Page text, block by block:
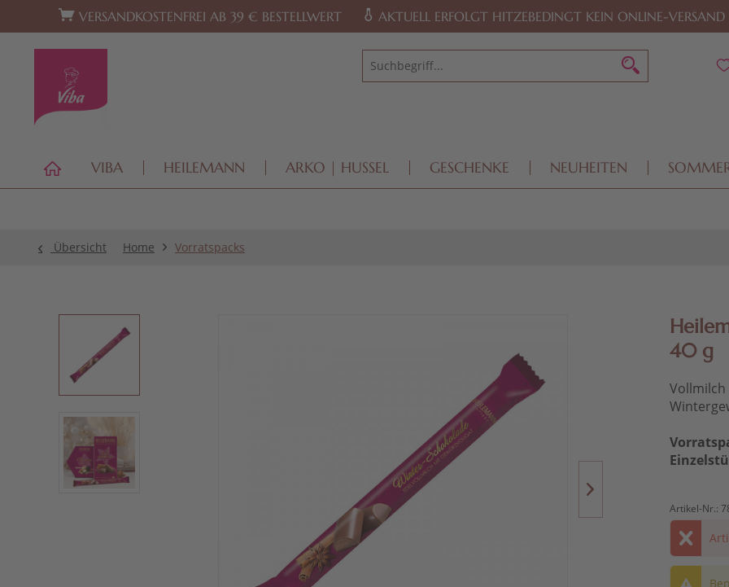
Zur Hauptnavigation springen Zum Footer springen
VERSANDKOSTENFREI AB 39 € BESTELLWERT AKTUELL ERFOLGT HITZEBEDINGT KEIN ONLINE-VERSAND
VIBA HEILEMANN ARKO | HUSSEL GESCHENKE NEUHEITEN
Übersicht Home Vorratspacks
40 g
Artikel-Nr.: